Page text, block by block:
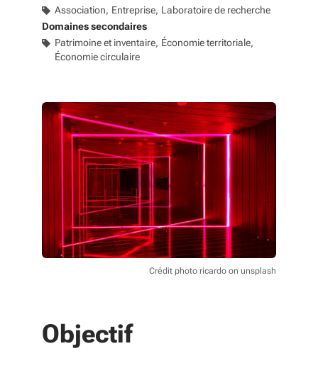
Association
Entreprise Laboratoire de recherche
Domaines secondaires
Patrimoine et inventaire Économie territoriale
Économie circulaire
Crédit photo ricardo on unsplash
Objectif